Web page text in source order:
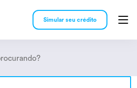
Simular seu crédito